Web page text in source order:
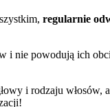
regularnie
i nie powodują ich
i rodzaju włosów,